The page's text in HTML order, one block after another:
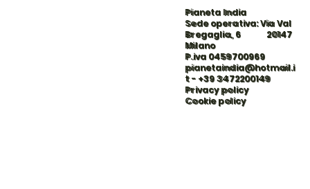
Pianeta India
Sede operativa: Via Val
Bregaglia, 6 20147
Milano
P.iva 0459700969
pianetaindia@hotmail.i
t- +39 3472200149
Privacy policy
Cookie policy